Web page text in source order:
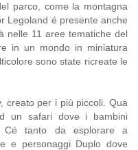
parco, come la montagna
Legoland é presente anche
nelle 11 aree tematiche del
in un mondo in miniatura
sono state ricreate le
creato per i più piccoli. Qua
un safari dove i bambini
tanto da esplorare a
e personaggi Duplo dove